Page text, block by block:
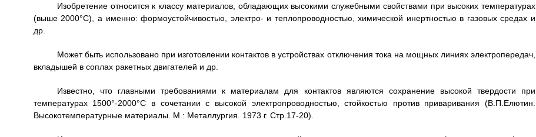
Изобретение относится к классу материалов, обладающих высокими служебными свойствами при высоких температурах
(выше 2000°С), а именно: формоустойчивостью, электро- и теплопроводностью, химической инертностью в газовых средах и
др.
Может быть использовано при изготовлении контактов в устройствах отключения тока на мощных линиях электропередач,
вкладышей в соплах ракетных двигателей и др.
Известно, что главными требованиями к материалам для контактов являются сохранение высокой твердости при
температурах 1500°-2000°С в сочетании с высокой электропроводностью, стойкостью против приваривания (В.П.Елютин.
Высокотемпературные материалы. М.: Металлургия. 1973 г. Стр.17-20).